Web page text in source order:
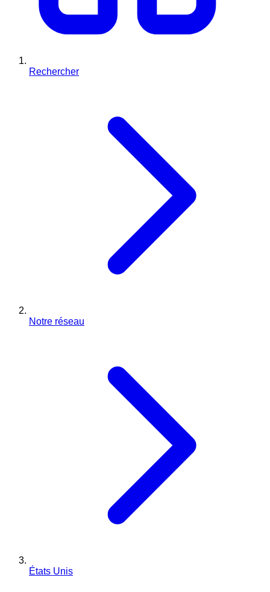
Rechercher
Notre réseau
États Unis